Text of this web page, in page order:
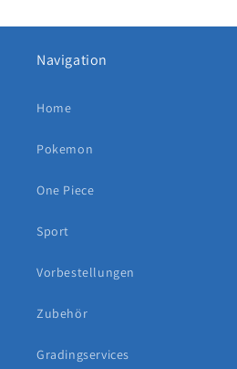
Navigation
Home
Pokemon
One Piece
Sport
Vorbestellungen
Zubehör
Gradingservices